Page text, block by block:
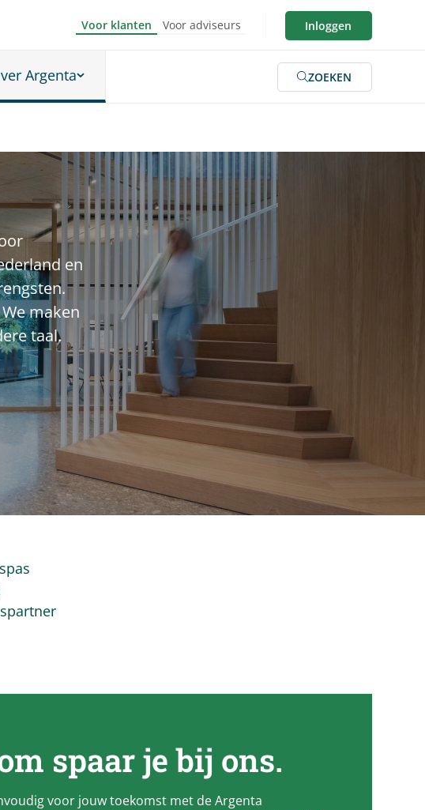
Voor klanten Voor adviseurs Inloggen
Argenta ZOEKEN
en
maken
taal.
spaar je bij ons.
voor jouw toekomst met de Argenta